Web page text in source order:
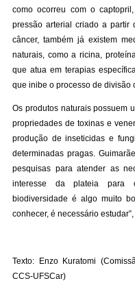
como ocorreu com o
pressão arterial criado a partir
câncer, também já existem
naturais, como a ricina,
que atua em terapias
que inibe o processo de divisão
Os produtos naturais possuem
propriedades de toxinas e
produção de inseticidas e
determinadas pragas.
pesquisas para atender as
interesse da plateia para
biodiversidade é algo muito
conhecer, é necessário
Texto: Enzo Kuratomi
CCS-UFSCar)